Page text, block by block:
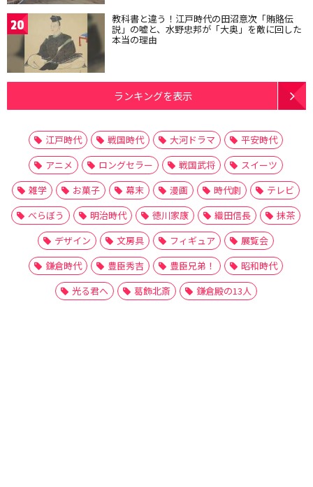
20 教科書と違う！江戸時代の田沼意次「賄賂伝
説」の嘘と、水野忠邦が「大奥」を敵に回した
本当の理由
ランキングを表示
江戸時代 戦国時代 大河ドラマ
平安時代
アニメ
ロングセラー 戦国武将
スイーツ
雑学
お菓子 幕末 漫画 時代劇
テレビ
べらぼう
明治時代 徳川家康 織田信長
抹茶
デザイン
文房具 フィギュア
展覧会
鎌倉時代
豊臣秀吉 豊臣兄弟！
昭和時代
光る君へ
葛飾北斎 鎌倉殿の13人